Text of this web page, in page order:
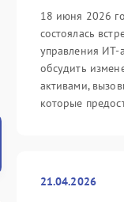
18 июня 2026
состоялась
управления ИТ-
обсудить
активами,
которые
21.04.2026